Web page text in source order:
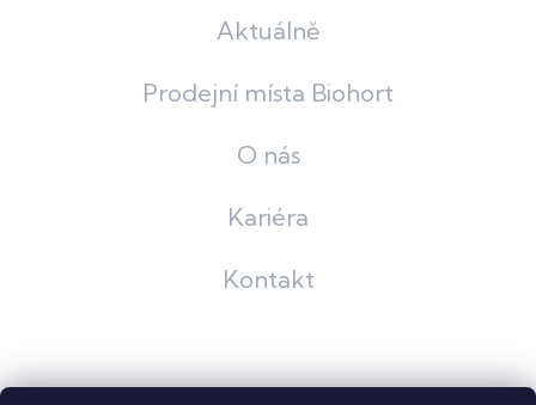
Aktuálně
Prodejní místa Biohort
O nás
Kariéra
Kontakt